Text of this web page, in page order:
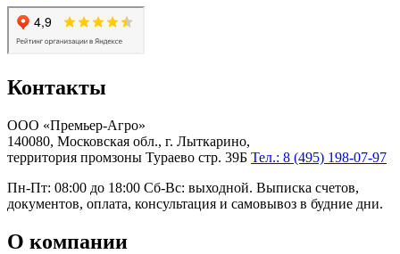
Контакты
ООО «Премьер-Агро»
140080, Московская обл., г. Лыткарино,
территория промзоны Тураево стр. 39Б Тел.: 8 (495) 198-07-97
Пн-Пт: 08:00 до 18:00 Сб-Вс: выходной. Выписка счетов,
документов, оплата, консультация и самовывоз в будние дни.
О компании